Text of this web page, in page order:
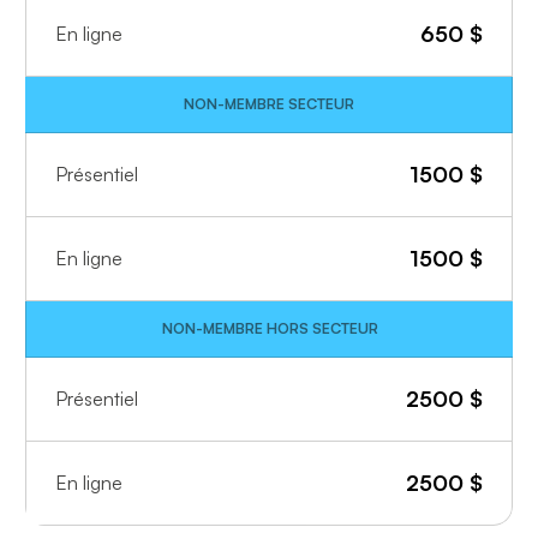
En ligne 650$
NON-MEMBRE SECTEUR
Présentiel 1500$
En ligne 1500$
NON-MEMBRE HORS SECTEUR
Présentiel 2500$
En ligne 2500$